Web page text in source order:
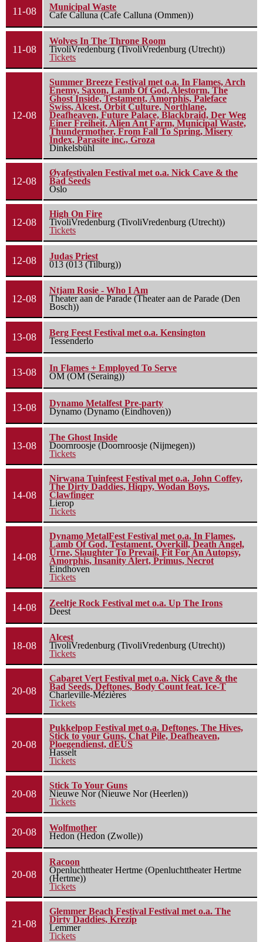
11-08
Municipal Waste
Cafe Calluna (Cafe Calluna (Ommen))
11-08
Wolves In The Throne Room
TivoliVredenburg (TivoliVredenburg (Utrecht))
Tickets
12-08
Summer Breeze Festival met o.a. In Flames, Arch
Enemy, Saxon, Lamb Of God, Alestorm, The
Ghost Inside, Testament, Amorphis, Paleface
Swiss, Alcest, Orbit Culture, Northlane,
Deafheaven, Future Palace, Blackbraid, Der Weg
Einer Freiheit, Alien Ant Farm, Municipal Waste,
Thundermother, From Fall To Spring, Misery
Index, Parasite inc., Groza
Dinkelsbühl
12-08
Øyafestivalen Festival met o.a. Nick Cave & the
Bad Seeds
Oslo
12-08
High On Fire
TivoliVredenburg (TivoliVredenburg (Utrecht))
Tickets
12-08
Judas Priest
013 (013 (Tilburg))
12-08
Ntjam Rosie - Who I Am
Theater aan de Parade (Theater aan de Parade (Den
Bosch))
13-08
Berg Feest Festival met o.a. Kensington
Tessenderlo
13-08
In Flames + Employed To Serve
OM (OM (Seraing))
13-08
Dynamo Metalfest Pre-party
Dynamo (Dynamo (Eindhoven))
13-08
The Ghost Inside
Doornroosje (Doornroosje (Nijmegen))
Tickets
14-08
Nirwana Tuinfeest Festival met o.a. John Coffey,
The Dirty Daddies, Hiqpy, Wodan Boys,
Clawfinger
Lierop
Tickets
14-08
Dynamo MetalFest Festival met o.a. In Flames,
Lamb Of God, Testament, Overkill, Death Angel,
Urne, Slaughter To Prevail, Fit For An Autopsy,
Amorphis, Insanity Alert, Primus, Necrot
Eindhoven
Tickets
14-08
Zeeltje Rock Festival met o.a. Up The Irons
Deest
18-08
Alcest
TivoliVredenburg (TivoliVredenburg (Utrecht))
Tickets
20-08
Cabaret Vert Festival met o.a. Nick Cave & the
Bad Seeds, Deftones, Body Count feat. Ice-T
Charleville-Mézières
Tickets
20-08
Pukkelpop Festival met o.a. Deftones, The Hives,
Stick to your Guns, Chat Pile, Deafheaven,
Ploegendienst, dEUS
Hasselt
Tickets
20-08
Stick To Your Guns
Nieuwe Nor (Nieuwe Nor (Heerlen))
Tickets
20-08
Wolfmother
Hedon (Hedon (Zwolle))
20-08
Racoon
Openluchttheater Hertme (Openluchttheater Hertme
(Hertme))
Tickets
21-08
Glemmer Beach Festival Festival met o.a. The
Dirty Daddies, Krezip
Lemmer
Tickets